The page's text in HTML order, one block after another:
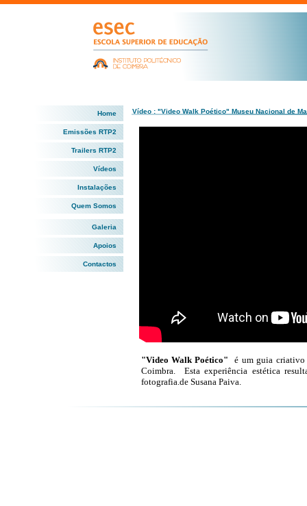
Home
Emissões RTP2
Trailers RTP2
Vídeos
Instalações
Quem Somos
Galeria
Apoios
Contactos
Vídeo : "Video Walk Poético" Museu Nacional de
"Video Walk Poético" é um guia criativo
Coimbra. Esta experiência estética
fotografia.de Susana Paiva.